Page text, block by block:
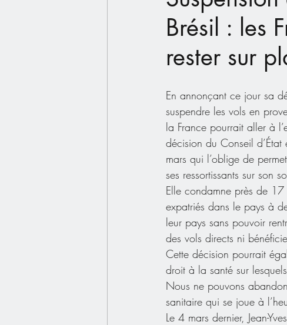
Brésil : les
rester sur
En annonçant ce jour sa
suspendre les vols en
la France pourrait aller à
décision du Conseil
mars qui l’oblige de
ses ressortissants sur son
Elle condamne près de
expatriés dans le pays à
leur pays sans pouvoir
des vols directs ni
Cette décision pourrait
droit à la santé sur
Nous ne pouvons
sanitaire qui se joue à
Le 4 mars dernier, Jean-